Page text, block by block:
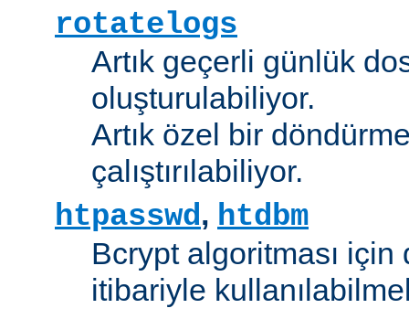
rotatelogs
Artık geçerli günlük
oluşturulabiliyor.
Artık özel bir
çalıştırılabiliyor.
htpasswd, htdbm
Bcrypt algoritması için
itibariyle